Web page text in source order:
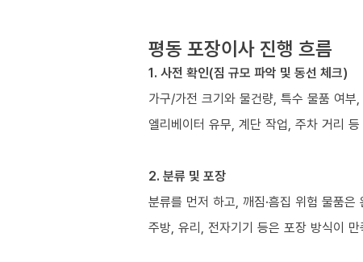
평동 포장이사 진행 흐름
1. 사전 확인(짐 규모 파악 및 동선 체크)
가구/가전 크기와 물건량, 특수 물품 여
엘리베이터 유무, 계단 작업, 주차 거리
2. 분류 및 포장
분류를 먼저 하고, 깨짐·흠집 위험 물품
주방, 유리, 전자기기 등은 포장 방식이